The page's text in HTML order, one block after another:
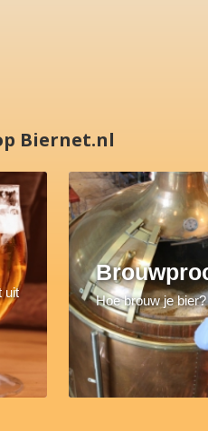
Biernet.nl
uit
Hoe brouw je bier?